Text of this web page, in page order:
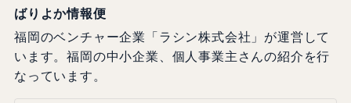
ばりよか情報便
福岡のベンチャー企業「ラシン株式会社」が運営して
います。福岡の中小企業、個人事業主さんの紹介を行
なっています。